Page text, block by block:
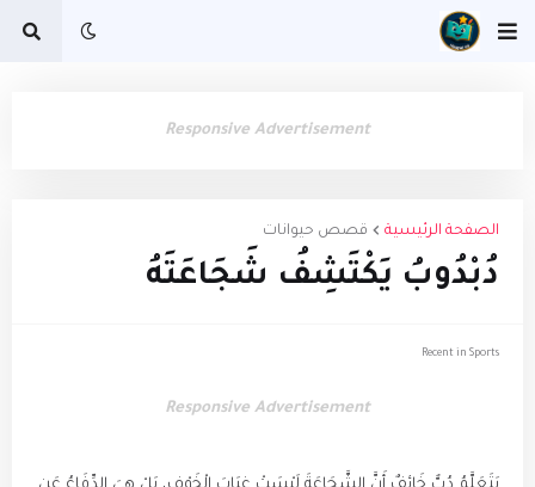
Responsive Advertisement
الصفحة الرئيسية قصص حيوانات
دُبْدُوبُ يَكْتَشِفُ شَجَاعَتَهُ
Recent in Sports
Responsive Advertisement